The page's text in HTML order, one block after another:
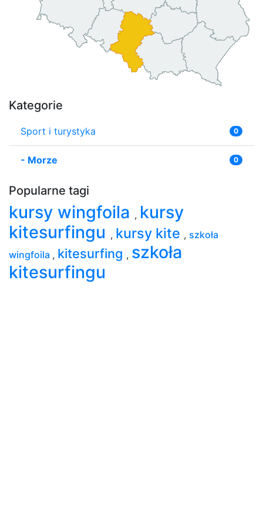
Kategorie
Sport i turystyka 0
- Morze 0
Popularne tagi
kursy wingfoila , kursy
kitesurfingu , kursy kite , szkoła
wingfoila , kitesurfing , szkoła
kitesurfingu